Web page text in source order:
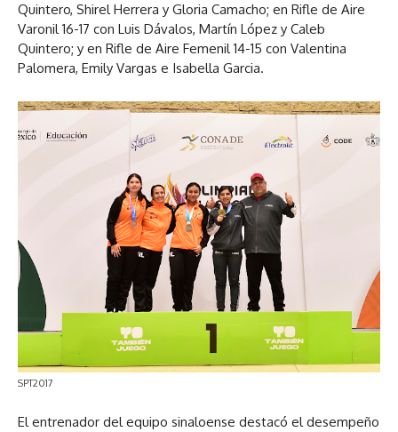
Quintero, Shirel Herrera y Gloria Camacho; en Rifle de Aire
Varonil 16-17 con Luis Dávalos, Martín López y Caleb
Quintero; y en Rifle de Aire Femenil 14-15 con Valentina
Palomera, Emily Vargas e Isabella Garcia.
SPT2017
El entrenador del equipo sinaloense destacó el desempeño